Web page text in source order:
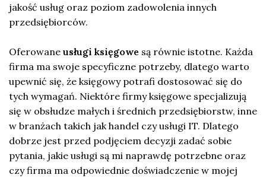
jakość usług oraz poziom zadowolenia innych
przedsiębiorców.
Oferowane usługi księgowe są równie istotne. Każda
firma ma swoje specyficzne potrzeby, dlatego warto
upewnić się, że księgowy potrafi dostosować się do
tych wymagań. Niektóre firmy księgowe specjalizują
się w obsłudze małych i średnich przedsiębiorstw, inne
w branżach takich jak handel czy usługi IT. Dlatego
dobrze jest przed podjęciem decyzji zadać sobie
pytania, jakie usługi są mi naprawdę potrzebne oraz
czy firma ma odpowiednie doświadczenie w mojej